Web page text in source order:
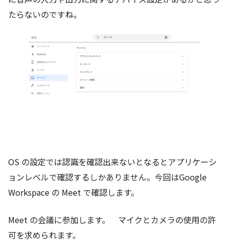
たらないのですね。
OS の設定では認識を確認出来ないとなるとアプリケーシ
ョンレベルで確認するしかありません。今回はGoogle
Workspace の Meet で確認します。
Meet の会議に参加します。 マイクとカメラの使用の許
可を求められます。